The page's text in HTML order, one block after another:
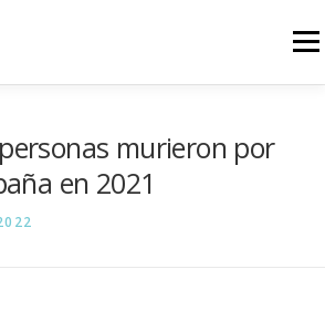
Menú
murieron por
en 2021